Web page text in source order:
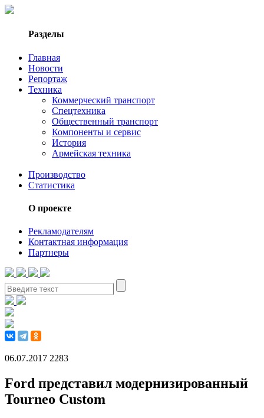
Разделы
Главная
Новости
Репортаж
Техника
Коммерческий транспорт
Спецтехника
Общественный транспорт
Компоненты и сервис
История
Армейская техника
Производство
Статистика
О проекте
Рекламодателям
Контактная информация
Партнеры
06.07.2017 2283
Ford представил модернизированный
Tourneo Custom